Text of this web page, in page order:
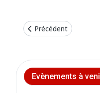
Article précédent :
Précédent
Evènements à